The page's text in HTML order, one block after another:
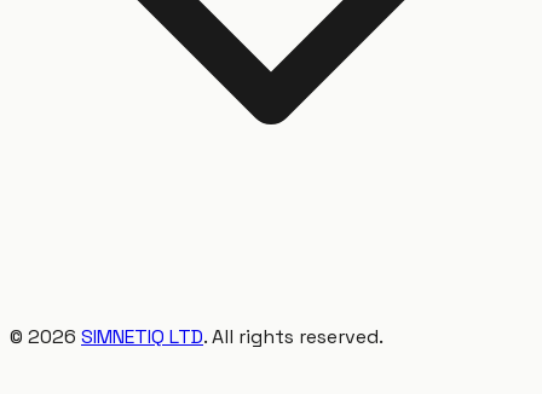
© 2026 SIMNETIQ LTD. All rights reserved.